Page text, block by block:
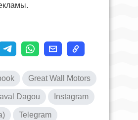
Great Wall Motors
Dagou Instagram
Telegram